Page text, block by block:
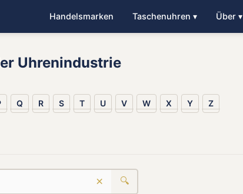
Handelsmarken Taschenuhren ▾ Über ▾
Uhrenindustrie
Q R S T U V W X Y Z
× 🔍